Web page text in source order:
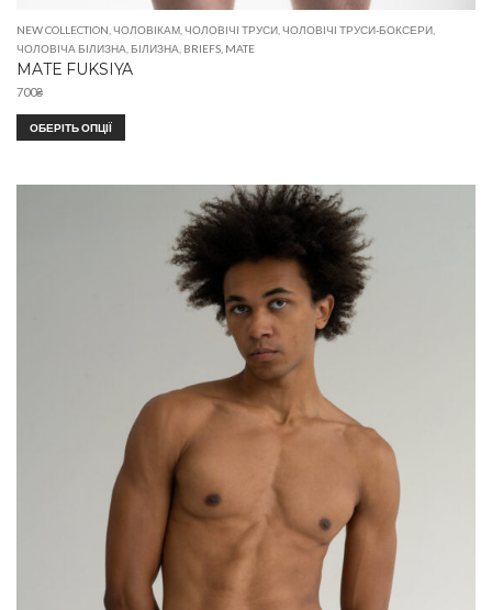
NEW COLLECTION ЧОЛОВІКАМ ЧОЛОВІЧІ ТРУСИ ЧОЛОВІЧІ ТРУСИ-БОКСЕРИ
ЧОЛОВІЧА БІЛИЗНА БІЛИЗНА BRIEFS MATE
MATE FUKSIYA
700₴
ОБЕРІТЬ ОПЦІЇ